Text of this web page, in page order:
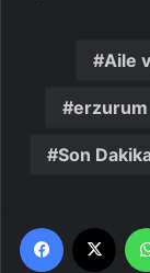
Aile
erzurum
Son
Facebook